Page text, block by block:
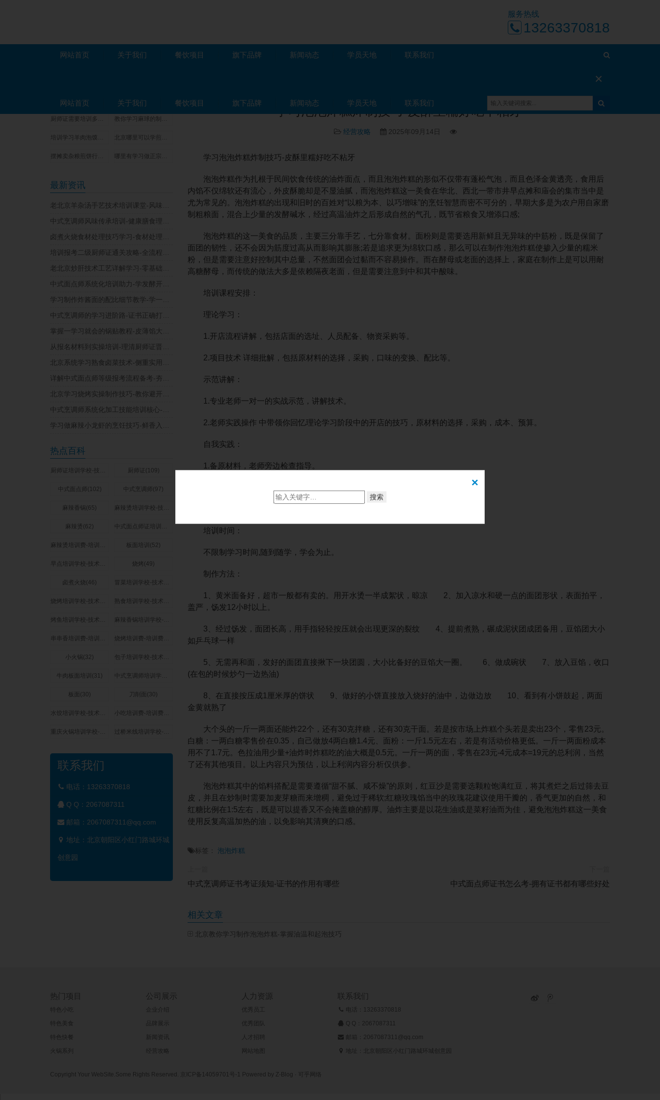
服务热线
13263370818
网站首页 关于我们 餐饮项目 旗下品牌 新闻动态 学员天地 联系我们
×
×
网站首页 关于我们 餐饮项目 旗下品牌 新闻动态 学员天地 联系我们
正文
学习泡泡炸糕炸制技巧-皮酥里糯好吃不粘牙
经营攻略 2025年09月14日
学习泡泡炸糕炸制技巧-皮酥里糯好吃不粘牙
泡泡炸糕作为扎根于民间饮食传统的油炸面点，而且泡泡炸糕的形似不仅带有蓬松气泡，而且色泽金黄透亮，食用后
内馅不仅绵软还有流心，外皮酥脆却是不显油腻，而泡泡炸糕这一美食在华北、西北一带市井早点摊和庙会的集市当中是
尤为常见的。泡泡炸糕的出现和旧时的百姓对“以粮为本、以巧增味”的烹饪智慧而密不可分的，早期大多是为农户用自家磨
制粗粮面，混合上少量的发酵碱水，经过高温油炸之后形成自然的气孔，既节省粮食又增添口感;
泡泡炸糕的这一美食的品质，主要三分靠手艺，七分靠食材。面粉则是需要选用新鲜且无异味的中筋粉，既是保留了
面团的韧性，还不会因为筋度过高从而影响其膨胀;若是追求更为绵软口感，那么可以在制作泡泡炸糕使掺入少量的糯米
粉，但是需要注意好控制其中总量，不然面团会过黏而不容易操作。而在酵母或老面的选择上，家庭在制作上是可以用耐
高糖酵母，而传统的做法大多是依赖隔夜老面，但是需要注意到中和其中酸味。
培训课程安排：
理论学习：
1.开店流程讲解，包括店面的选址、人员配备、物资采购等。
2.项目技术 详细批解，包括原材料的选择，采购，口味的变换、配比等。
示范讲解：
1.专业老师一对一的实战示范，讲解技术。
2.老师实践操作 中带领你回忆理论学习阶段中的开店的技巧，原材料的选择，采购，成本、预算。
自我实践：
1.备原材料，老师旁边检查指导。
培训时间：
不限制学习时间,随到随学，学会为止。
制作方法：
1、黄米面备好，超市一般都有卖的。用开水烫一半成絮状，晾凉 2、加入凉水和硬一点的面团形状，表面拍平，
盖严，饧发12小时以上。
3、经过饧发，面团长高，用手指轻轻按压就会出现更深的裂纹 4、提前煮熟，碾成泥状团成团备用，豆馅团大小
如乒乓球一样
5、无需再和面，发好的面团直接揪下一块团圆，大小比备好的豆馅大一圈。 6、做成碗状 7、放入豆馅，收口
(在包的时候炒勺一边热油)
8、在直接按压成1厘米厚的饼状 9、做好的小饼直接放入烧好的油中，边做边放 10、看到有小饼鼓起，两面
金黄就熟了
大个头的一斤一两面还能炸22个，还有30克拌糖，还有30克干面。若是按市场上炸糕个头若是卖出23个，零售23元。
白糖：一两白糖零售价在0.35，自己做放4两白糖1.4元、面粉：一斤1.5元左右，若是有活动价格更低。一斤一两面粉成本
用不了1.7元。色拉油用少量+油炸时炸糕吃的油大概是0.5元。一斤一两的面，零售在23元-4元成本=19元的总利润，当然
了还有其他项目。以上内容只为预估，以上利润内容分析仅供参。
泡泡炸糕其中的馅料搭配是需要遵循“甜不腻、咸不燥”的原则，红豆沙是需要选颗粒饱满红豆，将其煮烂之后过筛去豆
皮，并且在炒制时需要加麦芽糖而来增稠，避免过于稀软;红糖玫瑰馅当中的玫瑰花建议使用干瓣的，香气更加的自然，和
红糖比例在1:5左右，既是可以提香又不会掩盖糖的醇厚。油炸主要是以花生油或是菜籽油而为佳，避免泡泡炸糕这一美食
使用反复高温加热的油，以免影响其清爽的口感。
标签： 泡泡炸糕
中式烹调师证书考证须知-证书的作用有哪些 中式面点师证书怎么考-拥有证书都有哪些好处
相关文章
北京教你学习制作泡泡炸糕-掌握油温和起泡技巧
厨师证需要培训多少时间-证书申请材料 教你学习麻球的制作方法和教程-随到随学
培训学习羊肉泡馍的学校-做法可简单了 北京哪里可以学煎饼果子技术？
摆摊卖杂粮煎饼行不行？在哪里可以学到正宗的杂粮煎饼技术？ 哪里有学习做正宗的木桶饭技术夏季速成班
最新资讯
热点百科
厨师证培训学校-技术培训费用多少钱(273) 厨师证(109)
中式面点师(102) 中式烹调师(97)
麻辣香锅(65) 麻辣烫培训学校-技术培训费用多少钱(64)
麻辣烫(62) 中式面点师证培训学校-技术培训费用多少钱(58)
麻辣烫培训费-培训费用多少钱(57) 板面培训(52)
早点培训学校-技术培训费用多少钱(51) 烧烤(49)
卤煮火烧(46) 冒菜培训学校-技术培训费用多少钱(44)
烧烤培训学校-技术培训费用多少钱(44) 熟食培训学校-技术培训费用多少钱(44)
烤鱼培训学校-技术培训费用多少钱(42) 麻辣香锅培训学校-技术培训费用多少钱(37)
串串香培训费-培训费用多少钱(35) 烧烤培训费-培训费用多少钱(34)
小火锅(32) 包子培训学校-技术培训费用多少钱(32)
牛肉板面培训(31) 中式烹调师培训学校-技术培训费用多少钱(31)
板面(30) 刀削面(30)
水饺培训学校-技术培训费用多少钱(29) 小吃培训费-培训费用多少钱(29)
重庆火锅培训学校-技术培训费用多少钱(27) 过桥米线培训学校-技术培训费用多少钱(27)
联系我们
电话：13263370818
Q Q： 2067087311
邮箱：2067087311@qq.com
地址：北京朝阳区小红门路城环城
创意园
热门项目
特色小吃
特色美食
特色快餐
火锅系列
公司展示
企业介绍
品牌展示
新闻资讯
经营攻略
人力资源
优秀员工
优秀团队
人才招聘
网站地图
联系我们
电话：13263370818
Q Q： 2067087311
邮箱：2067087311@qq.com
地址：北京朝阳区小红门路城环城创意园
Copyright Your WebSite.Some Rights Reserved. 京ICP备14059701号-1 Powered by Z-Blog · 可乎网络